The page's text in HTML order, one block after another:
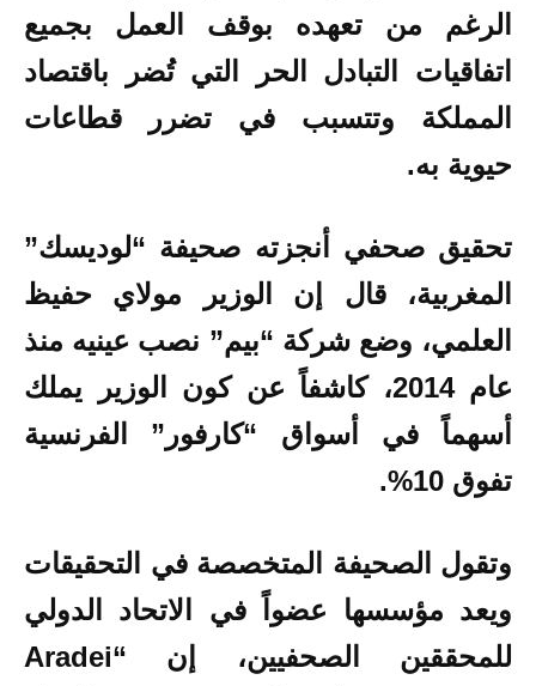
الرغم من تعهده بوقف العمل بجميع
اتفاقيات التبادل الحر التي تُضر باقتصاد
المملكة وتتسبب في تضرر قطاعات
حيوية به.
تحقيق صحفي أنجزته صحيفة “لوديسك”
المغربية، قال إن الوزير مولاي حفيظ
العلمي، وضع شركة “بيم” نصب عينيه منذ
عام 2014، كاشفاً عن كون الوزير يملك
أسهماً في أسواق “كارفور” الفرنسية
تفوق 10%.
وتقول الصحيفة المتخصصة في التحقيقات
ويعد مؤسسها عضواً في الاتحاد الدولي
للمحققين الصحفيين، إن “Aradei